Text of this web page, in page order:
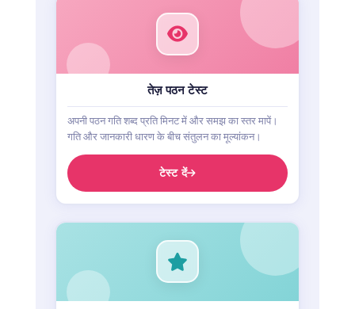
तेज़ पठन टेस्ट
अपनी पठन गति शब्द प्रति मिनट में और समझ का स्तर मापें।
गति और जानकारी धारण के बीच संतुलन का मूल्यांकन।
टेस्ट दें